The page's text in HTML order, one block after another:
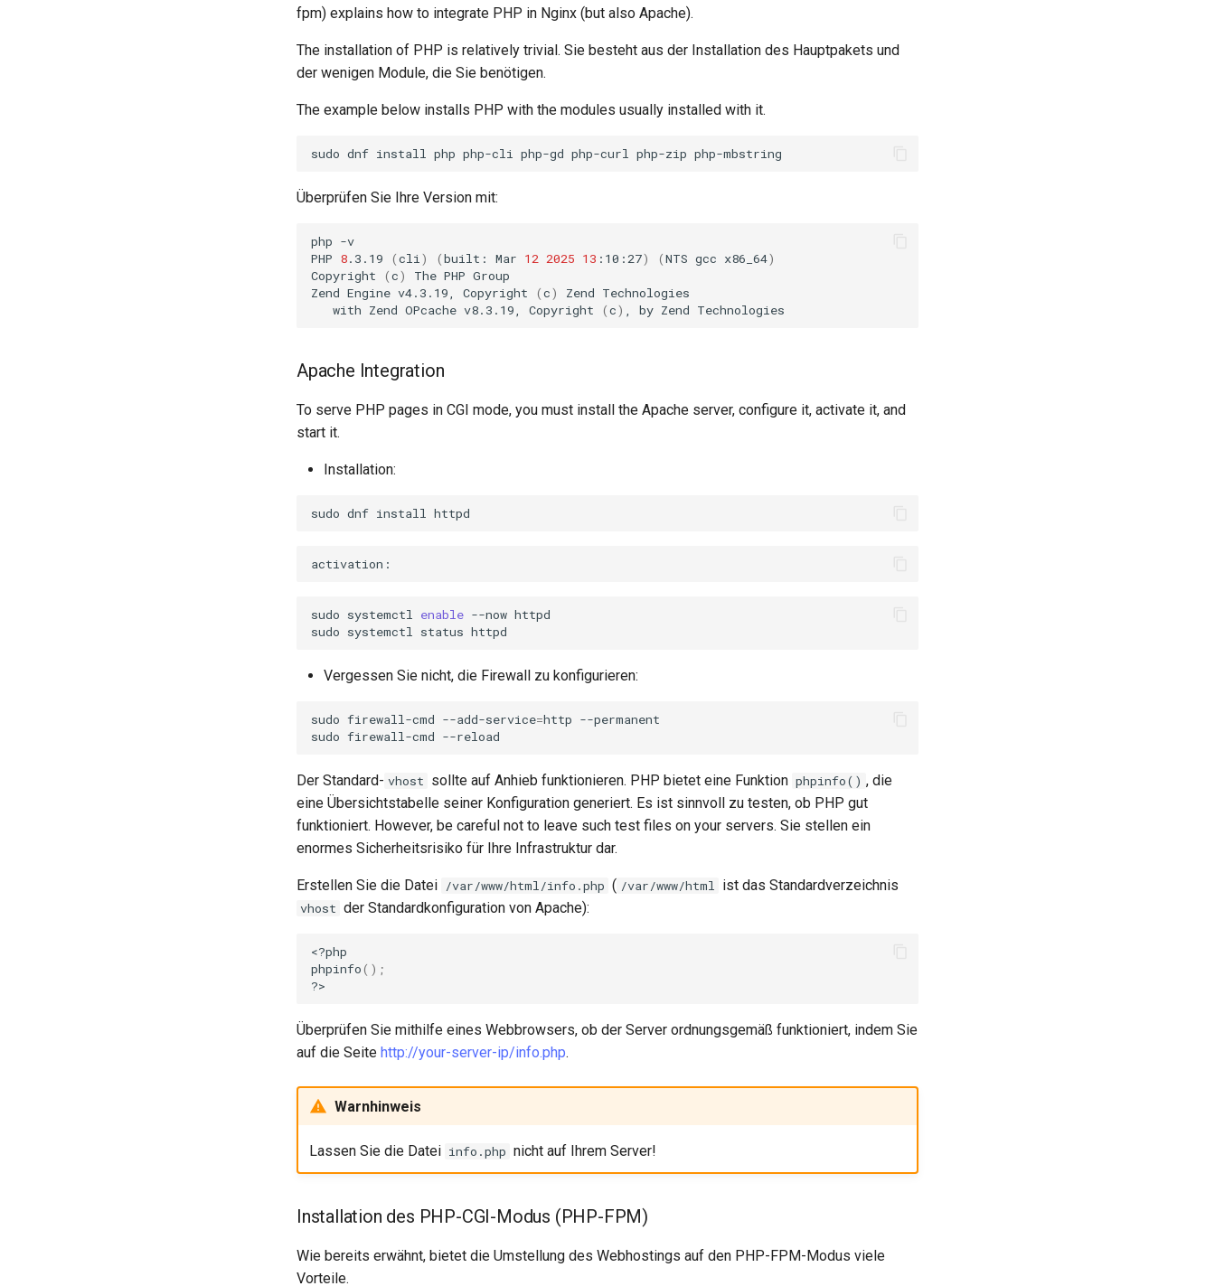
fpm) explains how to integrate PHP in Nginx (but also Apache).
The installation of PHP is relatively trivial. Sie besteht aus der Installation des Hauptpakets und
der wenigen Module, die Sie benötigen.
The example below installs PHP with the modules usually installed with it.
sudo dnf install php php-cli php-gd php-curl php-zip
Überprüfen Sie Ihre Version mit:
php -v
PHP 8.3.19 (cli ) (built: Mar 12 2025 13 :10:27) (NTS gcc x86_64)
Copyright
(c) The PHP Group
Zend Engine v4.3.19, Copyright (c) Zend
with Zend OPcache v8.3.19, Copyright (c) by Zend
Apache Integration
To serve PHP pages in CGI mode, you must install the Apache server, configure it, activate it, and
start it.
Installation:
sudo dnf install
sudo systemctl enable --now httpd
sudo systemctl status
Vergessen Sie nicht, die Firewall zu konfigurieren:
sudo firewall-cmd --add-service=http --permanent
sudo firewall-cmd
Der Standard- vhost sollte auf Anhieb funktionieren. PHP bietet eine Funktion phpinfo() , die
eine Übersichtstabelle seiner Konfiguration generiert. Es ist sinnvoll zu testen, ob PHP gut
funktioniert. However, be careful not to leave such test files on your servers. Sie stellen ein
enormes Sicherheitsrisiko für Ihre Infrastruktur dar.
Erstellen Sie die Datei /var/www/html/info.php ( /var/www/html ist das Standardverzeichnis
vhost der Standardkonfiguration von Apache):
<?php
phpinfo() ;
Überprüfen Sie mithilfe eines Webbrowsers, ob der Server ordnungsgemäß funktioniert, indem Sie
auf die Seite http://your-server-ip/info.php.
Warnhinweis
Lassen Sie die Datei info.php nicht auf Ihrem Server!
Installation des PHP-CGI-Modus (PHP-FPM)
Wie bereits erwähnt, bietet die Umstellung des Webhostings auf den PHP-FPM-Modus viele
Vorteile.